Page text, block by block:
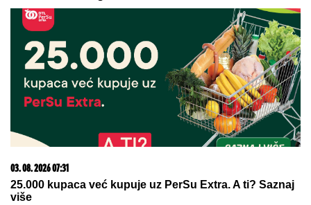
PRVA OBJAVA JELENE RADANOVIĆ POSLE
PRETNJI:Daleko je od Beograda, pokazala i gde se
tačno nalazi i sa kim
STARLETA ŠOKIRALA SRBIJU!Za
slobodu bivšeg muža izdvojila preko
POLA MILIONA EVRA: "On će
Tatjana ima NAJJAČU VAGINU na